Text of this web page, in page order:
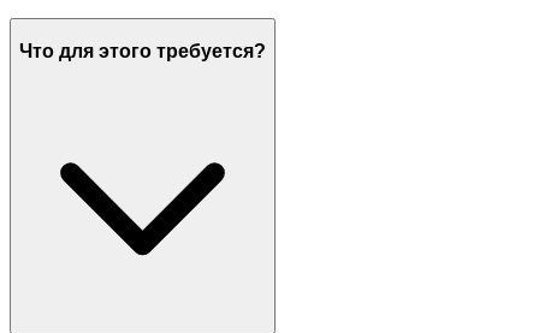
Что для этого требуется?